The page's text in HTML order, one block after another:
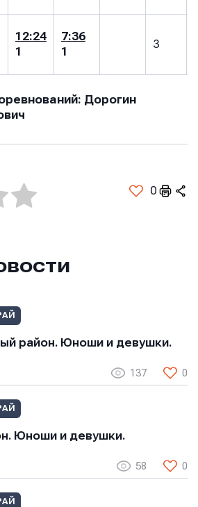
12:24
1
7:36
1
3
Дорогин
0
район. Юноши и девушки.
137 0
Юноши и девушки.
58 0